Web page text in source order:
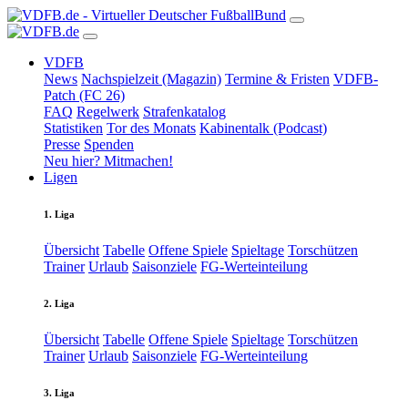
VDFB
News Nachspielzeit (Magazin) Termine & Fristen VDFB-
Patch (FC 26)
FAQ Regelwerk Strafenkatalog
Statistiken Tor des Monats Kabinentalk (Podcast)
Presse Spenden
Neu hier? Mitmachen!
Ligen
1. Liga
Übersicht Tabelle Offene Spiele Spieltage Torschützen
Trainer Urlaub Saisonziele FG-Werteinteilung
2. Liga
Übersicht Tabelle Offene Spiele Spieltage Torschützen
Trainer Urlaub Saisonziele FG-Werteinteilung
3. Liga